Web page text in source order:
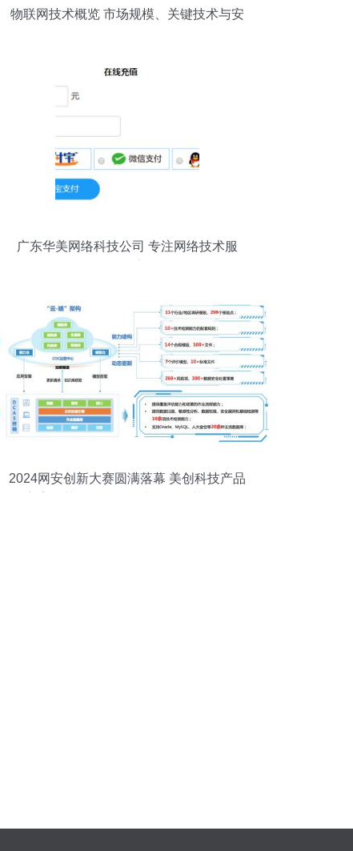
物联网技术概览 市场规模、关键技术与安
广东华美网络科技公司 专注网络技术服
2024网安创新大赛圆满落幕 美创科技产品